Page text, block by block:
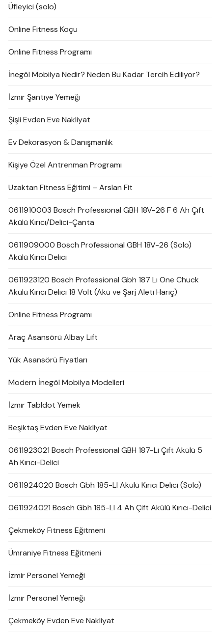
Üfleyici (solo)
Online Fitness Koçu
Online Fitness Programı
İnegöl Mobilya Nedir? Neden Bu Kadar Tercih Ediliyor?
İzmir Şantiye Yemeği
Şişli Evden Eve Nakliyat
Ev Dekorasyon & Danışmanlık
Kişiye Özel Antrenman Programı
Uzaktan Fitness Eğitimi – Arslan Fit
0611910003 Bosch Professional GBH 18V-26 F 6 Ah Çift
Akülü Kırıcı/Delici-Çanta
0611909000 Bosch Professional GBH 18V-26 (Solo)
Akülü Kırıcı Delici
0611923120 Bosch Professional Gbh 187 Lı One Chuck
Akülü Kırıcı Delici 18 Volt (Akü ve Şarj Aleti Hariç)
Online Fitness Programı
Araç Asansörü Albay Lift
Yük Asansörü Fiyatları
Modern İnegöl Mobilya Modelleri
İzmir Tabldot Yemek
Beşiktaş Evden Eve Nakliyat
0611923021 Bosch Professional GBH 187-Li Çift Akülü 5
Ah Kırıcı-Delici
0611924020 Bosch Gbh 185-LI Akülü Kırıcı Delici (Solo)
0611924021 Bosch Gbh 185-LI 4 Ah Çift Akülü Kırıcı-Delici
Çekmeköy Fitness Eğitmeni
Ümraniye Fitness Eğitmeni
İzmir Personel Yemeği
İzmir Personel Yemeği
Çekmeköy Evden Eve Nakliyat